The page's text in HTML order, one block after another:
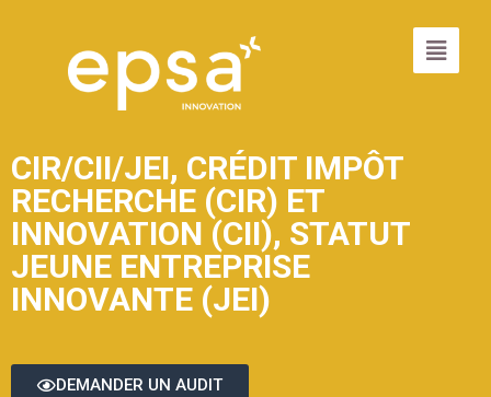
CIR/CII/JEI, CRÉDIT IMPÔT
RECHERCHE (CIR) ET
INNOVATION (CII), STATUT
JEUNE ENTREPRISE
INNOVANTE (JEI)
DEMANDER UN AUDIT